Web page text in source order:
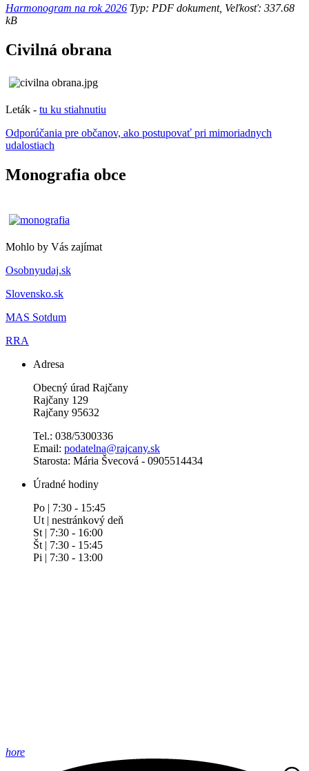
Harmonogram na rok 2026 Typ: PDF dokument, Veľkosť: 337.68
kB
Civilná obrana
Leták - tu ku stiahnutiu
Odporúčania pre občanov, ako postupovať pri mimoriadnych
udalostiach
Monografia obce
Mohlo by Vás zajímat
Osobnyudaj.sk
Slovensko.sk
MAS Sotdum
RRA
Adresa
Obecný úrad Rajčany
Rajčany 129
Rajčany 95632
Tel.: 038/5300336
Email: podatelna@rajcany.sk
Starosta: Mária Švecová - 0905514434
Úradné hodiny
Po | 7:30 - 15:45
Ut | nestránkový deň
St | 7:30 - 16:00
Št | 7:30 - 15:45
Pi | 7:30 - 13:00
hore